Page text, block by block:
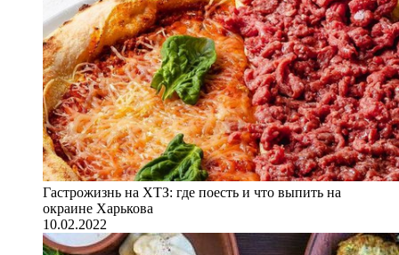
Гастрожизнь на ХТЗ: где поесть и что выпить на
окраине Харькова
10.02.2022